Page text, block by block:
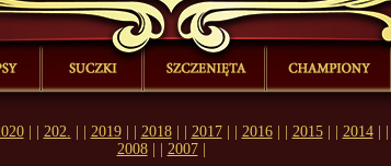
Kilka słów o naszej hodowli... Psy z naszej hodowli... | Suczki z naszej hodowli... |Informacje o
| | 202. 2019| | 2018| | 2017| | 2016| | 2015| | 2014| |
2008| | 2007|